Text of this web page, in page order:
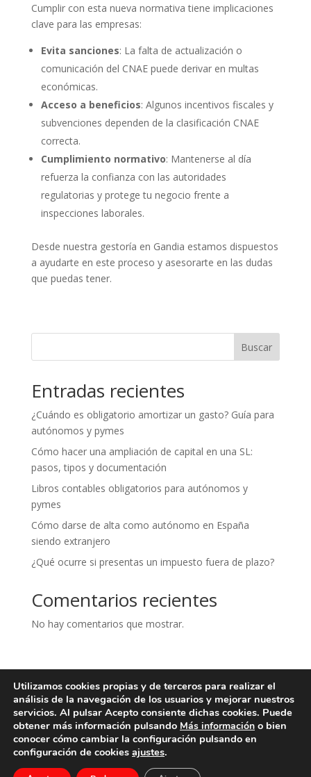
Cumplir con esta nueva normativa tiene implicaciones
clave para las empresas:
Evita sanciones: La falta de actualización o
comunicación del CNAE puede derivar en multas
económicas.
Acceso a beneficios: Algunos incentivos fiscales y
subvenciones dependen de la clasificación CNAE
correcta.
Cumplimiento normativo: Mantenerse al día
refuerza la confianza con las autoridades
regulatorias y protege tu negocio frente a
inspecciones laborales.
Desde nuestra gestoría en Gandia estamos dispuestos
a ayudarte en este proceso y asesorarte en las dudas
que puedas tener.
Buscar
Entradas recientes
¿Cuándo es obligatorio amortizar un gasto? Guía para
autónomos y pymes
Cómo hacer una ampliación de capital en una SL:
pasos, tipos y documentación
Libros contables obligatorios para autónomos y
pymes
Cómo darse de alta como autónomo en España
siendo extranjero
¿Qué ocurre si presentas un impuesto fuera de plazo?
Comentarios recientes
No hay comentarios que mostrar.
Aviso legal
Política de privacidad
Política de cookies
Contacto
Serra Piera Asesores - Todos los derechos reservados
Utilizamos cookies propias y de terceros para realizar el
análisis de la navegación de los usuarios y mejorar nuestros
servicios. Al pulsar Acepto consiente dichas cookies. Puede
obtener más información pulsando Más información o bien
conocer cómo cambiar la configuración pulsando en
configuración de cookies ajustes.